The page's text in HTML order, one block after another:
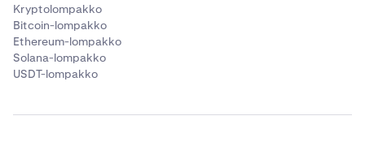
Kryptolompakko
Bitcoin-lompakko
Ethereum-lompakko
Solana-lompakko
USDT-lompakko